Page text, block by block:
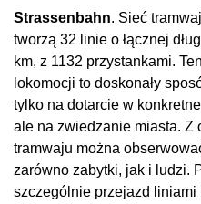
Strassenbahn. Sieć
tworzą 32 linie o łącznej
km, z 1132 przystankami.
lokomocji to doskonały
tylko na dotarcie w
ale na zwiedzanie miasta. Z
tramwaju można
zarówno zabytki, jak i ludzi.
szczególnie przejazd liniami